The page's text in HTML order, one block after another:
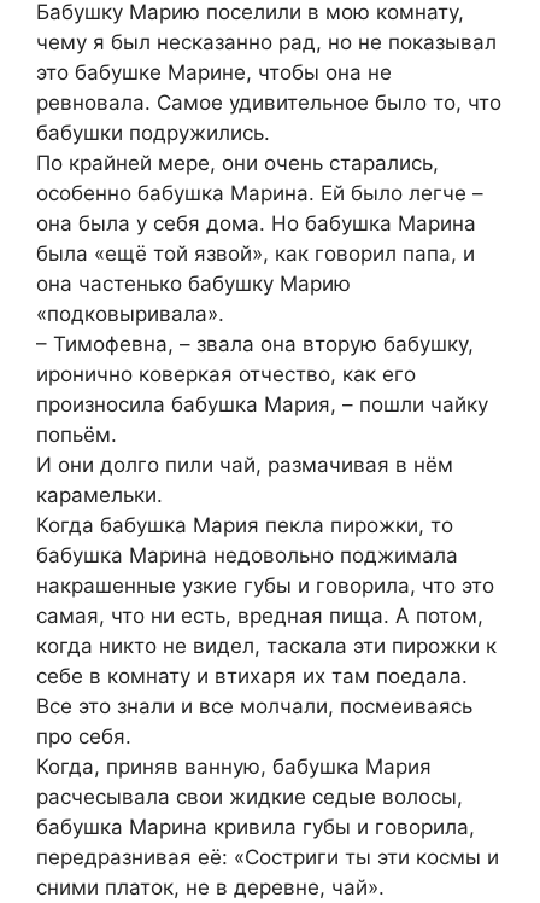
Бабушку Марию поселили в мою комнату,
чему я был несказанно рад, но не показывал
это бабушке Марине, чтобы она не
ревновала. Самое удивительное было то, что
бабушки подружились.
По крайней мере, они очень старались,
особенно бабушка Марина. Ей было легче –
она была у себя дома. Но бабушка Марина
была «ещё той язвой», как говорил папа, и
она частенько бабушку Марию
«подковыривала».
– Тимофевна, – звала она вторую бабушку,
иронично коверкая отчество, как его
произносила бабушка Мария, – пошли чайку
попьём.
И они долго пили чай, размачивая в нём
карамельки.
Когда бабушка Мария пекла пирожки, то
бабушка Марина недовольно поджимала
накрашенные узкие губы и говорила, что это
самая, что ни есть, вредная пища. А потом,
когда никто не видел, таскала эти пирожки к
себе в комнату и втихаря их там поедала.
Все это знали и все молчали, посмеиваясь
про себя.
Когда, приняв ванную, бабушка Мария
расчесывала свои жидкие седые волосы,
бабушка Марина кривила губы и говорила,
передразнивая её: «Состриги ты эти космы и
сними платок, не в деревне, чай».